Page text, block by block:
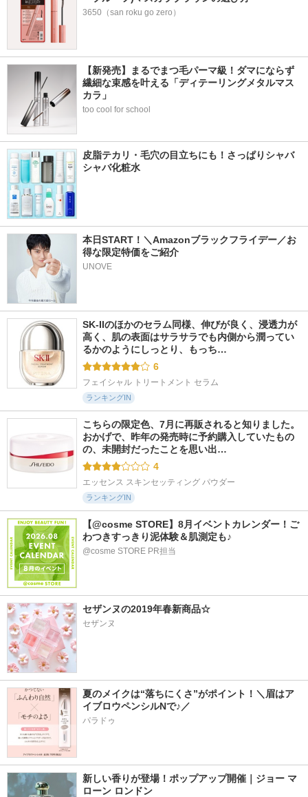
3650（san roku go zero）
【新発売】まるでまつ毛パーマ級！ダマにならず
繊細な束感を叶える「ディテーリングメタルマス
カラ」
too cool for school
皮脂テカリ・毛穴の目立ちにも！さっぱりシャバ
シャバ化粧水
本日START！＼Amazonブラックフライデー／お
得な限定特価をご紹介
UNOVE
SK-IIのほかのセラム同様、伸びが良く、浸透力が
高く、肌の表面はサラサラでも内側から潤ってい
るかのようにしっとり、もっち…
6
フェイシャル トリートメント セラム
ランキングIN
こちらの限定色、7月に再販されると知りました。
おかげで、昨年の発売時に予約購入していたもの
の、未開封だったことを思い出…
4
エッセンス スキンセッティング パウダー
ランキングIN
【@cosme STORE】8月イベントカレンダー！ご
わつきすっきり泥体験＆肌測定も♪
@cosme STORE PR担当
セザンヌの2019年春新商品☆
セザンヌ
夏のメイクは“落ちにくさ”がポイント！＼眉はア
イブロウペンシルNで♪／
パラドゥ
新しい香りが登場！ポップアップ開催｜ジョー マ
ローン ロンドン